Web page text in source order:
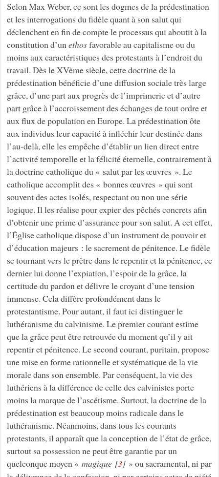
Selon Max Weber, ce sont les dogmes de la prédestination
et les interrogations du fidèle quant à son salut qui
déclenchent en fin de compte le processus qui aboutit à la
constitution d’unethosfavorable au capitalisme ou du
moins aux caractéristiques des protestants à l’endroit du
travail. Dès le XVème siècle, cette doctrine de la
prédestination bénéficie d’une diffusion sociale très large
grâce, d’une part aux progrès de l’imprimerie et d’autre
part grâce à l’accroissement des échanges de tout ordre et
aux flux de population en Europe. La prédestination ôte
aux individus leur capacité à infléchir leur destinée dans
l’au-delà, elle les empêche d’établir un lien direct entre
l’activité temporelle et la félicité éternelle, contrairement à
la doctrine catholique du « salut par les œuvres ». Le
catholique accomplit des « bonnes œuvres » qui sont
souvent des actes isolés, respectant ou non une série
logique. Il les réalise pour expier des pêchés concrets afin
d’obtenir une prime d’assurance pour son salut. A cet effet,
l’Église catholique dispose d’un instrument de pouvoir et
d’éducation majeurs : le sacrement de pénitence. Le fidèle
se tournant vers le prêtre dans le repentir et la pénitence, ce
dernier lui donne l’expiation, l’espoir de la grâce, la
certitude du pardon et délivre le croyant d’une tension
immense. Cela diffère profondément dans le
protestantisme. Pour autant, il faut ici distinguer le
luthéranisme du calvinisme. Le premier courant estime
que la grâce peut être retrouvée du moment qu’il y ait
repentir et pénitence. Le second courant, puritain, propose
une mise en forme rationnelle et systématique de la vie
morale dans son ensemble. Par conséquent, la vie des
luthériens à la différence de celle des calvinistes porte
moins la marque de l’ascétisme. Surtout, la doctrine de la
prédestination est beaucoup moins radicale dans le
luthéranisme. Néanmoins, dans tous les courants
protestants, il apparaît que la conception de l’état de grâce,
surtout sa possession ne peut être garantie par un
quelconque moyen « magique[3]» ou sacramental, ni par